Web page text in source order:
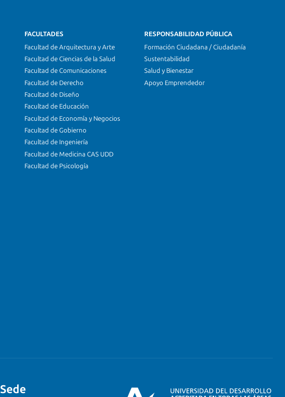
FACULTADES
Facultad de Arquitectura y Arte
Facultad de Ciencias de la Salud
Facultad de Comunicaciones
Facultad de Derecho
Facultad de Diseño
Facultad de Educación
Facultad de Economía y Negocios
Facultad de Gobierno
Facultad de Ingeniería
Facultad de Medicina CAS UDD
Facultad de Psicología
RESPONSABILIDAD PÚBLICA
Formación Ciudadana / Ciudadanía
Sustentabilidad
Salud y Bienestar
Apoyo Emprendedor
Sede